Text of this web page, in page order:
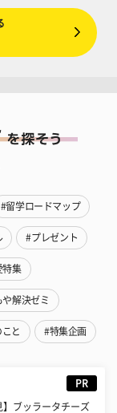
#留学ロードマップ
#プレゼント
特集
や解決ゼミ
と #特集企画
PR
】ブッラータチーズ